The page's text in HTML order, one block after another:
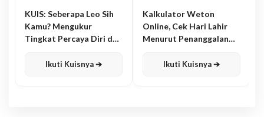
KUIS: Seberapa Leo Sih
Kamu? Mengukur
Tingkat Percaya Diri dan
Ikuti Kuisnya ➔
Kalkulator Weton
Online, Cek Hari Lahir
Menurut Penanggalan
Ikuti Kuisnya ➔